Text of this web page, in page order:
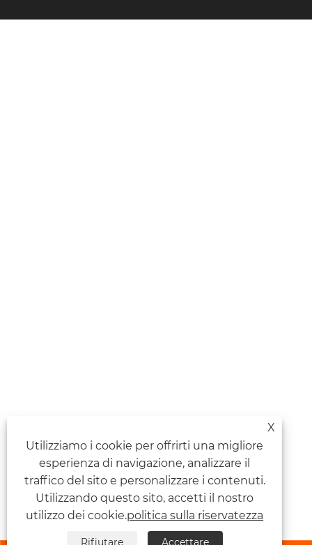
X
Utilizziamo i cookie per offrirti una migliore
esperienza di navigazione, analizzare il
traffico del sito e personalizzare i contenuti.
Utilizzando questo sito, accetti il ​​nostro
utilizzo dei cookie.politica sulla riservatezza
Rifiutare Accettare